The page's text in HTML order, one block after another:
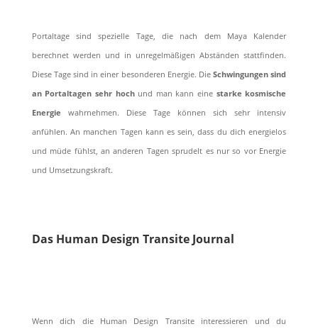
Portaltage sind spezielle Tage, die nach dem Maya Kalender
berechnet werden und in unregelmäßigen Abständen stattfinden.
Diese Tage sind in einer besonderen Energie. DieSchwingungen sind
an Portaltagen sehr hochund man kann eine starke kosmische
Energie wahrnehmen. Diese Tage können sich sehr intensiv
anfühlen. An manchen Tagen kann es sein, dass du dich energielos
und müde fühlst, an anderen Tagen sprudelt es nur so vor Energie
und Umsetzungskraft.
Das Human Design Transite Journal
Wenn dich die Human Design Transite interessieren und du